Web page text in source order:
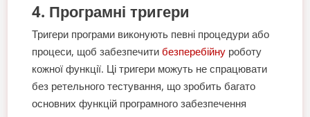
4. Програмні тригери
Тригери програми виконують певні процедури або
процеси, щоб забезпечитибезперебійну роботу
кожної функції. Ці тригери можуть не спрацювати
без ретельного тестування, що зробить багато
основних функцій програмного забезпечення